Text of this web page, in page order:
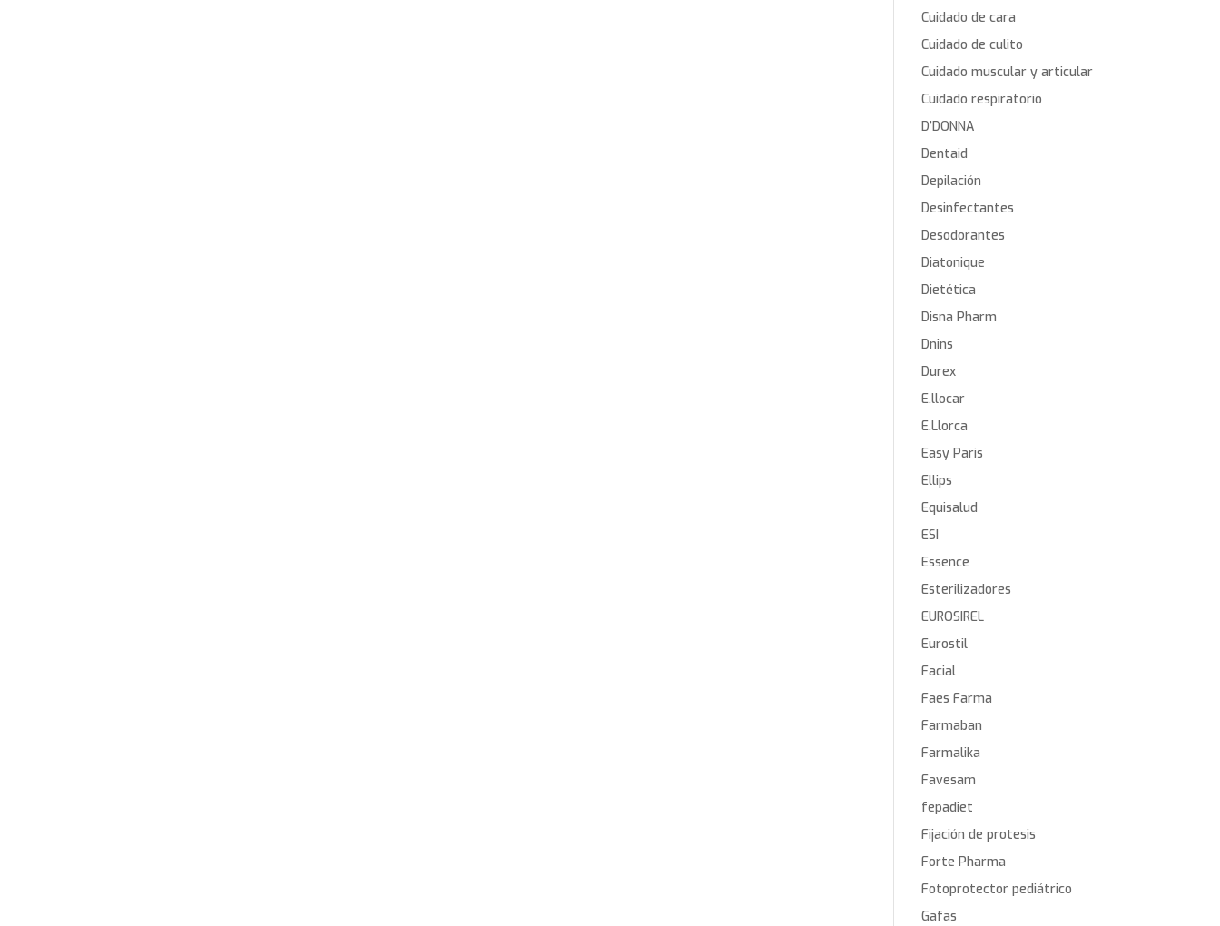
Cuidado de cara
Cuidado de culito
Cuidado muscular y articular
Cuidado respiratorio
D’DONNA
Dentaid
Depilación
Desinfectantes
Desodorantes
Diatonique
Dietética
Disna Pharm
Dnins
Durex
E.llocar
E.Llorca
Easy Paris
Ellips
Equisalud
ESI
Essence
Esterilizadores
EUROSIREL
Eurostil
Facial
Faes Farma
Farmaban
Farmalika
Favesam
fepadiet
Fijación de protesis
Forte Pharma
Fotoprotector pediátrico
Gafas